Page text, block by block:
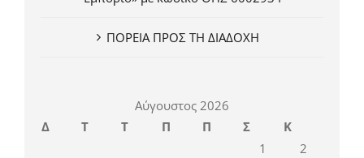
ΠΟΡΕΙΑ ΠΡΟΣ ΤΗ ΔΙΑΔΟΧΗ
Αύγουστος 2026
Δ
Τ Τ Π Π Σ
Κ
1
2